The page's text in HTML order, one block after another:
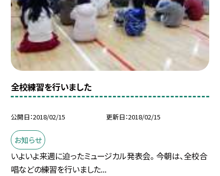
全校練習を行いました
公開日 2018/02/15 更新日 2018/02/15
お知らせ
いよいよ来週に迫ったミュージカル発表会。 今朝は、全校合
唱などの練習を行いました...